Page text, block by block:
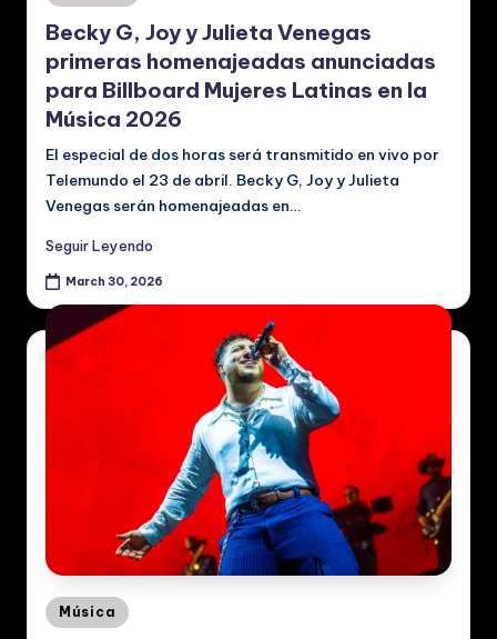
in
Becky G, Joy y Julieta Venegas
primeras homenajeadas anunciadas
para Billboard Mujeres Latinas en la
Música 2026
El especial de dos horas será transmitido en vivo por
Telemundo el 23 de abril. Becky G, Joy y Julieta
Venegas serán homenajeadas en…
Seguir Leyendo
March 30, 2026
Posted
Música